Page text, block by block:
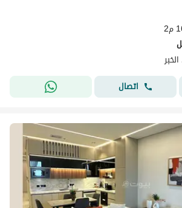
اتصال